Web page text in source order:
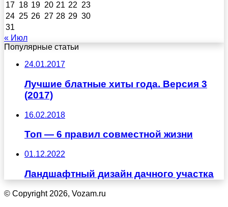
17 18 19 20 21 22 23
24 25 26 27 28 29 30
31
« Июл
Популярные статьи
24.01.2017
Лучшие блатные хиты года. Версия 3
(2017)
16.02.2018
Топ — 6 правил совместной жизни
01.12.2022
Ландшафтный дизайн дачного участка
© Copyright 2026, Vozam.ru